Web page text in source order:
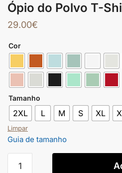
Ópio do Polvo T-
29.00€
Cor
Tamanho
2XL L M S XL
Limpar
Guia de tamanho